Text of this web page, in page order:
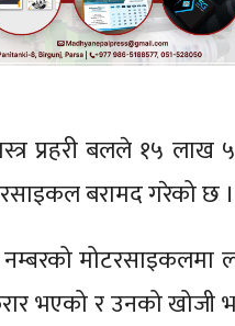
प्रहरी बलले १५
बरामद गरेको छ ।
मोटरसाइकलमा
भएको र उनको खोजी